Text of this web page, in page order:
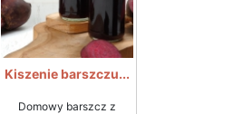
Kiszenie barszczu...
Domowy barszcz z